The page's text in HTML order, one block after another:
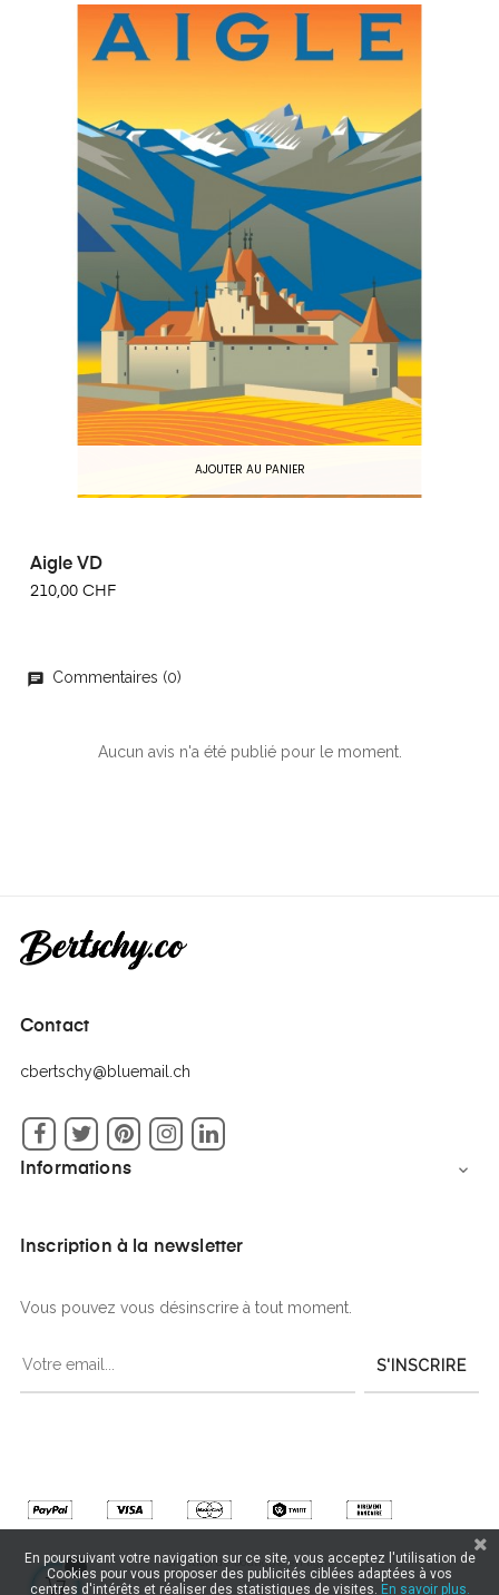
AJOUTER AU PANIER
Aigle VD
210,00 CHF
chat Commentaires (0)
Aucun avis n'a été publié pour le moment.
Contact
cbertschy@bluemail.ch
Facebook
Twitter PinterestInstagram
Informations

Inscription à la newsletter
Vous pouvez vous désinscrire à tout moment.
S'INSCRIRE
Création de boutique en ligne
En poursuivant votre navigation sur ce site, vous acceptez l'utilisation de
Cookies pour vous proposer des publicités ciblées adaptées à vos
centres d'intérêts et réaliser des statistiques de visites. En savoir plus.